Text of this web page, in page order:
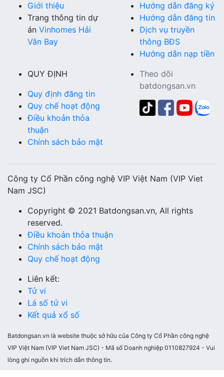
Giới thiệu
Trang thông tin dự
án Vinhomes Hải
Vân Bay
Hướng dẫn đăng ký
Hướng dẫn đăng tin
Dịch vụ truyền
thông BĐS
Hướng dẫn nạp tiền
QUY ĐỊNH
Quy định đăng tin
Quy chế hoạt động
Điều khoản thỏa
thuận
Chính sách bảo mật
Theo dõi
batdongsan.vn
Công ty Cổ Phần công nghệ VIP Việt Nam (VIP Viet
Nam JSC)
Copyright © 2021 Batdongsan.vn, All rights
reserved.
Điều khoản thỏa thuận
Chính sách bảo mật
Quy chế hoạt động
Liên kết:
Tử vi
Lá số tử vi
Kết quả xổ số
Batdongsan.vn là website thuộc sở hữu của Công ty Cổ Phần công nghệ
VIP Việt Nam (VIP Viet Nam JSC) - Mã số Doanh nghiệp 0110827924 - Vui
lòng ghi nguồn khi trích dẫn thông tin.